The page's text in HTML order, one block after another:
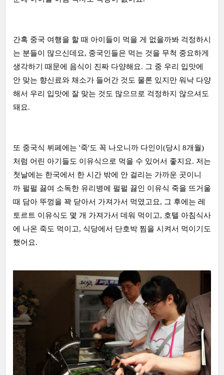
간혹 중국 여행을 할 때 아이들이 먹을 게 없을까봐 걱정하시
는 분들이 많으신데요, 중국인들은 먹는 것을 무척 중요하게
생각하기 때문에 음식이 진짜 다양해요. 그 중 우리 입맛에
안 맞는 향신료와 채소가 들어간 것도 물론 있지만 워낙 다양
해서 우리 입맛에 잘 맞는 것도 많으므로 걱정하지 않으셔도
돼요.
또 중국식 뷔페에는 '죽'도 꼭 나오니까 다인이(당시 8개월)
처럼 어린 아기들도 이유식으로 먹을 수 있어서 좋지요. 저는
첫날에는 한국에서 한 시간 밖에 안 걸리는 가까운 곳이니
까 펄펄 끓여 소독한 유리병에 펄펄 끓인 이유식 죽을 뜨거울
때 담아 뚜껑을 꽉 닫아서 가져가서 먹였고요, 그 후에는 레
토르트 이유식도 몇 개 가져가서 데워 먹이고, 호텔 아침식사
에 나온 죽도 먹이고, 식당에서 단호박 찜을 시켜서 먹이기도
했어요.